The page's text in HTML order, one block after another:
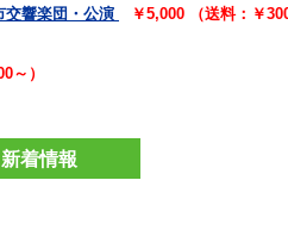
響楽団・公演
￥5,000 （送料：￥
～）
新着情報